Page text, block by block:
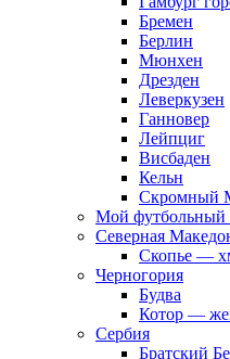
Бремен
Берлин
Мюнхен
Дрезден
Леверкузен
Ганновер
Лейпциг
Висбаден
Кельн
Скромный
Мой футбольный
Северная
Скопье —
Черногория
Будва
Котор —
Сербия
Братский